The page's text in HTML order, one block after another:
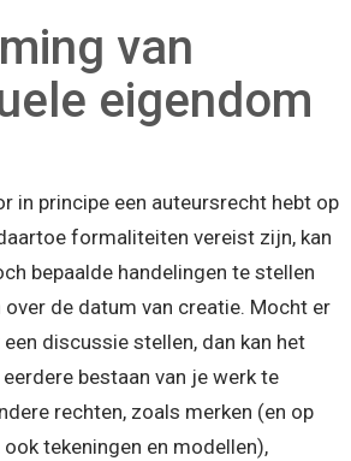
van
eigendom
in principe een auteursrecht hebt op
formaliteiten vereist zijn, kan
bepaalde handelingen te stellen
over de datum van creatie. Mocht er
discussie stellen, dan kan het
bestaan van je werk te
rechten, zoals merken (en op
tekeningen en modellen),